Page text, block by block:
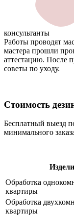
консультанты
Работы проводят
мастера прошли
аттестацию. После
советы по уходу.
Стоимость
Бесплатный выезд
минимального
Обработка
квартиры
Обработка
квартиры